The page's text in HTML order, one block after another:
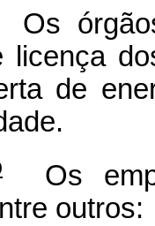
órgãos
licença
de
Os
outros: